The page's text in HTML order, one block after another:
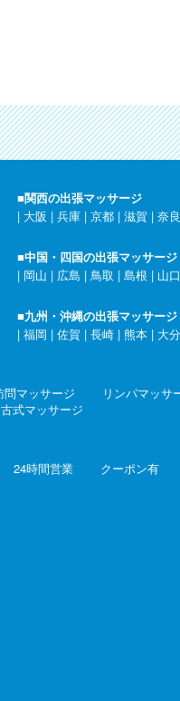
■関西の出張マッサージ
| 大阪 | 兵庫 | 京都 | 滋賀 | 奈良
■中国・四国の出張マッサージ
| 岡山 | 広島 | 鳥取 | 島根 | 山口
■九州・沖縄の出張マッサージ
| 福岡 | 佐賀 | 長崎 | 熊本 | 大分
問マッサージ リンパマッサ
式マッサージ
24時間営業 クーポン有